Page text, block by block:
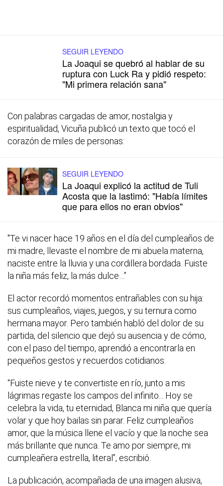
SEGUIR LEYENDO
La Joaqui se quebró al hablar de su
ruptura con Luck Ra y pidió respeto:
"Mi primera relación sana"
Con palabras cargadas de amor, nostalgia y
espiritualidad, Vicuña publicó un texto que tocó el
corazón de miles de personas:
SEGUIR LEYENDO
La Joaqui explicó la actitud de Tuli
Acosta que la lastimó: "Había límites
que para ellos no eran obvios"
"Te vi nacer hace 19 años en el día del cumpleaños de
mi madre, llevaste el nombre de mi abuela materna,
naciste entre la lluvia y una cordillera bordada. Fuiste
la niña más feliz, la más dulce…”
El actor recordó momentos entrañables con su hija:
sus cumpleaños, viajes, juegos, y su ternura como
hermana mayor. Pero también habló del dolor de su
partida, del silencio que dejó su ausencia y de cómo,
con el paso del tiempo, aprendió a encontrarla en
pequeños gestos y recuerdos cotidianos.
“Fuiste nieve y te convertiste en río, junto a mis
lágrimas regaste los campos del infinito... Hoy se
celebra la vida, tu eternidad, Blanca mi niña que quería
volar y que hoy bailas sin parar. Feliz cumpleaños
amor, que la música llene el vacío y que la noche sea
más brillante que nunca. Te amo por siempre, mi
cumpleañera estrella, literal”, escribió.
La publicación, acompañada de una imagen alusiva,